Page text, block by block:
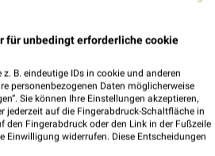
für unbedingt erforderliche cookie
B. eindeutige IDs in cookie und anderen
personenbezogenen Daten möglicherweise
Sie können Ihre Einstellungen akzeptieren,
jederzeit auf die Fingerabdruck-Schaltfläche in
den Fingerabdruck oder den Link in der Fußzeile
Einwilligung widerrufen. Diese Entscheidungen